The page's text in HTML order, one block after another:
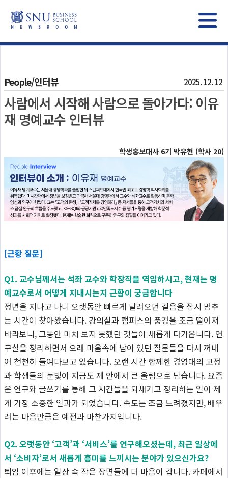
People/인터뷰 2025. 12. 12
사람에서 시작해 사람으로 돌아가다: 이유
재 명예교수 인터뷰
학생홍보대사 6기 박유현 (학사 20)
[근황 질문]
Q1. 교수님께서는 석좌 교수와 학장직을 역임하시고, 현재는 명
예교수로서 어떻게 지내시는지 근황이 궁금합니다
정년을 지나고 나니 오랫동안 빠르게 달려오던 걸음을 잠시 멈추
는 시간이 찾아왔습니다. 강의실과 캠퍼스의 풍경을 조금 떨어져
바라보니, 그동안 미처 보지 못했던 것들이 새롭게 다가옵니다. 연
구실을 정리하면서 오래 마음속에 남아 있던 질문들을 다시 꺼내
어 천천히 들여다보고 있습니다. 오랜 시간 함께한 경영대의 교정
과 학생들의 눈빛이 지금도 제 안에서 큰 울림으로 남습니다. 요즘
은 연구와 글쓰기를 통해 그 시간들을 되새기고 정리하는 일이 제
게 가장 소중한 일과가 되었습니다. 속도는 조금 느려졌지만, 배우
려는 마음만큼은 예전과 마찬가지입니다.
Q2. 오랫동안 ‘고객’과 ‘서비스’를 연구해오셨는데, 최근 일상에
서 ‘소비자’로서 새롭게 흥미를 느끼시는 분야가 있으신가요?
퇴임 이후에는 일상 속 작은 장면들에 더 마음이 갑니다. 카페에서